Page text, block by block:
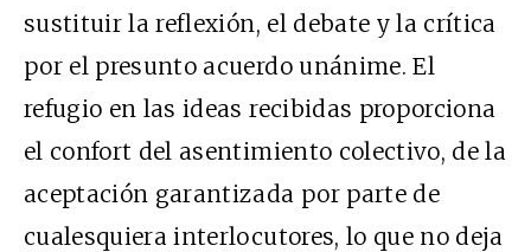
sustituir la reflexión, el debate y la crítica
por el presunto acuerdo unánime. El
refugio en las ideas recibidas proporciona
el confort del asentimiento colectivo, de la
aceptación garantizada por parte de
cualesquiera interlocutores, lo que no deja